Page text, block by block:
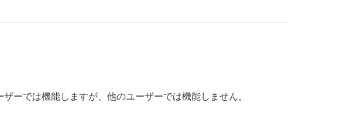
ーでは機能しますが、他のユーザーでは機能しません。